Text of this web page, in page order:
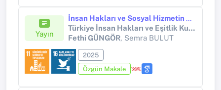
Yayın
İnsan Hakları ve Sosyal Hizmetin Ortak Değeri “İnsanlık”: Gazze Soykırımı Örneği
Türkiye İnsan Hakları ve Eşitlik Kurumu Akademik Dergisi
Fethi GÜNGÖR, Semra BULUT
2025
Özgün Makale